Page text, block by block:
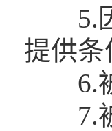
5.因
提供条
6.被
7.被